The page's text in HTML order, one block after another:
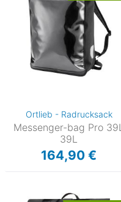
Ortlieb - Radrucksack
Messenger-bag Pro 39L
39L
164,90 €